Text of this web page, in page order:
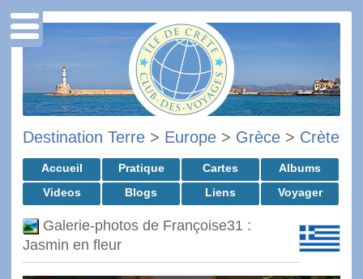
Destination Terre > Europe > Grèce > Crète
Accueil Pratique Cartes
Albums
Videos
Blogs Liens Voyager
Galerie-photos de Françoise31 :
Jasmin en fleur